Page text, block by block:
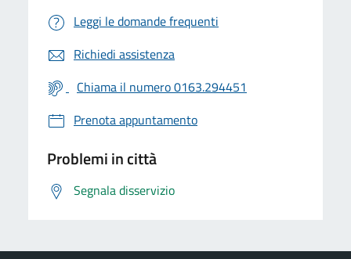
Leggi le domande frequenti
Richiedi assistenza
Chiama il numero 0163.294451
Prenota appuntamento
Problemi in città
Segnala disservizio